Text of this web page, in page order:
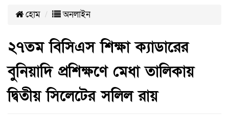
হোম অনলাইন
২৭তম বিসিএস শিক্ষা ক্যাডারের
বুনিয়াদি প্রশিক্ষণে মেধা তালিকায়
দ্বিতীয় সিলেটের সলিল রায়